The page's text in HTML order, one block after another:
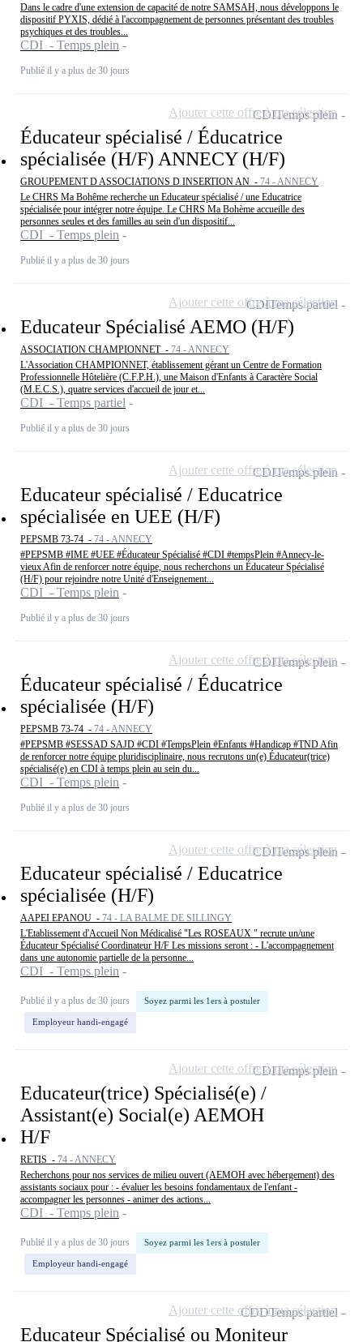
Dans le cadre d'une extension de capacité de notre SAMSAH, nous développons le
dispositif PYXIS, dédié à l'accompagnement de personnes présentant des troubles
psychiques et des troubles...
CDI - Temps plein
Publié il y a plus de 30 jours
Éducateur spécialisé / Éducatrice
spécialisée (H/F) ANNECY (H/F)
GROUPEMENT D ASSOCIATIONS D INSERTION AN - 74 - ANNECY
Le CHRS Ma Bohême recherche un Educateur spécialisé / une Educatrice
spécialisée pour intégrer notre équipe. Le CHRS Ma Bohème accueille des
personnes seules et des familles au sein d'un dispositif...
CDI - Temps plein
Publié il y a plus de 30 jours
CDITemps plein
Ajouter cette offre à ma sélection
Educateur Spécialisé AEMO (H/F)
ASSOCIATION CHAMPIONNET - 74 - ANNECY
L'Association CHAMPIONNET, établissement gérant un Centre de Formation
Professionnelle Hôtelière (C.F.P.H.), une Maison d'Enfants à Caractère Social
(M.E.C.S.), quatre services d'accueil de jour et...
CDI - Temps partiel
Publié il y a plus de 30 jours
CDITemps partiel
Ajouter cette offre à ma sélection
Educateur spécialisé / Educatrice
spécialisée en UEE (H/F)
PEPSMB 73-74 - 74 - ANNECY
#PEPSMB #IME #UEE #Éducateur Spécialisé #CDI #tempsPlein #Annecy-le-
vieux Afin de renforcer notre équipe, nous recherchons un Éducateur Spécialisé
(H/F) pour rejoindre notre Unité d'Enseignement...
CDI - Temps plein
Publié il y a plus de 30 jours
CDITemps plein
Ajouter cette offre à ma sélection
Éducateur spécialisé / Éducatrice
spécialisée (H/F)
PEPSMB 73-74 - 74 - ANNECY
#PEPSMB #SESSAD SAJD #CDI #TempsPlein #Enfants #Handicap #TND Afin
de renforcer notre équipe pluridisciplinaire, nous recrutons un(e) Éducateur(trice)
spécialisé(e) en CDI à temps plein au sein du...
CDI - Temps plein
Publié il y a plus de 30 jours
CDITemps plein
Ajouter cette offre à ma sélection
Educateur spécialisé / Educatrice
spécialisée (H/F)
AAPEI EPANOU - 74 - LA BALME DE SILLINGY
L'Etablissement d'Accueil Non Médicalisé "Les ROSEAUX " recrute un/une
Éducateur Spécialisé Coordinateur H/F Les missions seront : - L'accompagnement
dans une autonomie partielle de la personne...
CDI - Temps plein
Publié il y a plus de 30 jours Soyez parmi les 1ers à postuler
Employeur handi-engagé
CDITemps plein
Ajouter cette offre à ma sélection
Educateur(trice) Spécialisé(e) /
Assistant(e) Social(e) AEMOH
H/F
RETIS - 74 - ANNECY
Recherchons pour nos services de milieu ouvert (AEMOH avec hébergement) des
assistants sociaux pour : - évaluer les besoins fondamentaux de l'enfant -
accompagner les personnes - animer des actions...
CDI - Temps plein
Publié il y a plus de 30 jours Soyez parmi les 1ers à postuler
Employeur handi-engagé
CDITemps plein
Ajouter cette offre à ma sélection
Educateur Spécialisé ou Moniteur
CDDTemps partiel
Ajouter cette offre à ma sélection